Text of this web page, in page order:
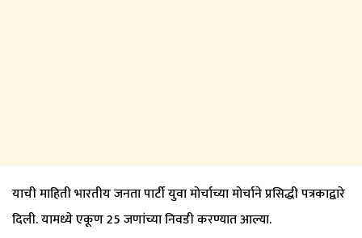
याची माहिती भारतीय जनता पार्टी युवा मोर्चाच्या मोर्चाने प्रसिद्धी पत्रकाद्वारे
दिली. यामध्ये एकूण 25 जणांच्या निवडी करण्यात आल्या.